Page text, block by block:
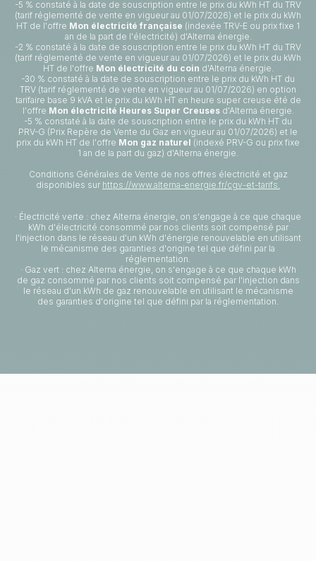
-5 % constaté à la date de souscription entre le prix du kWh HT du TRV
(tarif réglementé de vente en vigueur au 01/07/2026) et le prix du kWh
HT de l'offre Mon électricité française (indexée TRV-E ou prix fixe 1
an de la part de l'électricité) d'Alterna énergie.
-2 % constaté à la date de souscription entre le prix du kWh HT du TRV
(tarif réglementé de vente en vigueur au 01/07/2026) et le prix du kWh
HT de l'offre Mon électricité du coin d'Alterna énergie.
-30 % constaté à la date de souscription entre le prix du kWh HT du
TRV (tarif réglementé de vente en vigueur au 01/07/2026) en option
tarifaire base 9 kVA et le prix du kWh HT en heure super creuse été de
l'offre Mon électricité Heures Super Creusesd'Alterna énergie.
-5 % constaté à la date de souscription entre le prix du kWh HT du
PRV-G (Prix Repère de Vente du Gaz en vigueur au 01/07/2026) et le
prix du kWh HT de l'offre Mon gaz naturel (indexé PRV-G ou prix fixe
1 an de la part du gaz) d'Alterna énergie.
Conditions Générales de Vente de nos offres électricité et gaz
disponibles sur https://www.alterna-energie.fr/cgv-et-tarifs.
· Électricité verte : chez Alterna énergie, on s'engage à ce que chaque
kWh d'électricité consommé par nos clients soit compensé par
l'injection dans le réseau d'un kWh d'énergie renouvelable en utilisant
le mécanisme des garanties d'origine tel que défini par la
réglementation.
· Gaz vert : chez Alterna énergie, on s'engage à ce que chaque kWh
de gaz consommé par nos clients soit compensé par l'injection dans
le réseau d'un kWh de gaz renouvelable en utilisant le mécanisme
des garanties d'origine tel que défini par la réglementation.